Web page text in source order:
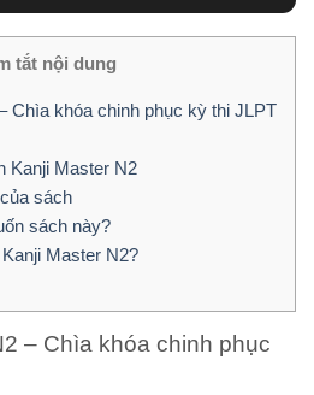
tắt nội dung
Chìa khóa chinh phục kỳ thi JLPT
Kanji Master N2
sách
sách này?
Master N2?
– Chìa khóa chinh phục